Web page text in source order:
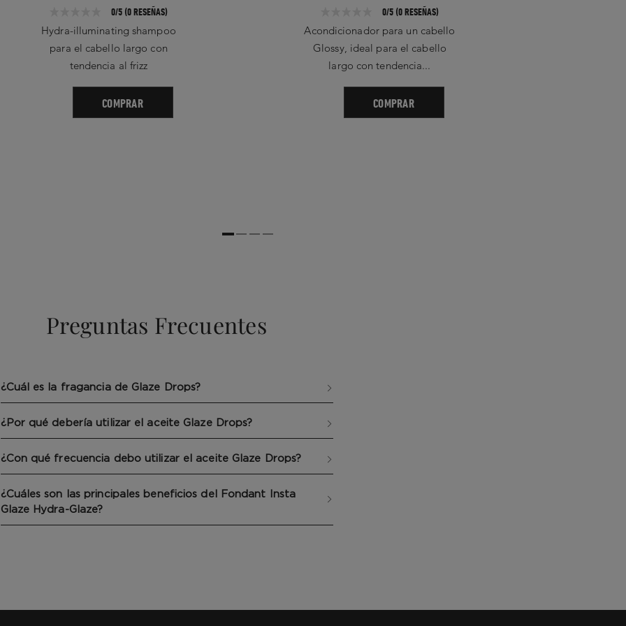
0/5 (0 RESEÑAS)
Hydra-illuminating shampoo
para el cabello largo con
tendencia al frizz
COMPRAR
0/5 (0 RESEÑAS)
Acondicionador para un cabello
Glossy, ideal para el cabello
largo con tendencia...
COMPRAR
Preguntas Frecuentes
¿Cuál es la fragancia de Glaze Drops?
¿Por qué debería utilizar el aceite Glaze Drops?
¿Con qué frecuencia debo utilizar el aceite Glaze Drops?
¿Cuáles son las principales beneficios del Fondant Insta
Glaze Hydra-Glaze?